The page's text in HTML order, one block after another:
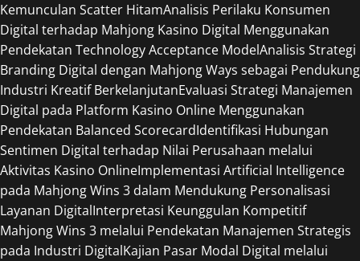
Kemunculan Scatter HitamAnalisis Perilaku Konsumen
Digital terhadap Mahjong Kasino Digital Menggunakan
Pendekatan Technology Acceptance ModelAnalisis Strategi
Branding Digital dengan Mahjong Ways sebagai Pendukung
Industri Kreatif BerkelanjutanEvaluasi Strategi Manajemen
Digital pada Platform Kasino Online Menggunakan
Pendekatan Balanced ScorecardIdentifikasi Hubungan
Sentimen Digital terhadap Nilai Perusahaan melalui
Aktivitas Kasino OnlineImplementasi Artificial Intelligence
pada Mahjong Wins 3 dalam Mendukung Personalisasi
Layanan DigitalInterpretasi Keunggulan Kompetitif
Mahjong Wins 3 melalui Pendekatan Manajemen Strategis
pada Industri DigitalKajian Pasar Modal Digital melalui